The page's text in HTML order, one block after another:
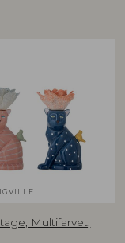
Multifarvet,